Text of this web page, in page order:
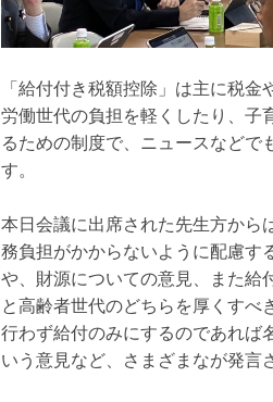
「給付付き税額控除」は主に税
労働世代の負担を軽くしたり、子
るための制度で、ニュースなどで
す。
本日会議に出席された先生方から
務負担がかからないように配慮す
や、財源についての意見、また給
と高齢者世代のどちらを厚くすべ
行わず給付のみにするのであれば
いう意見など、さまざまなが発言